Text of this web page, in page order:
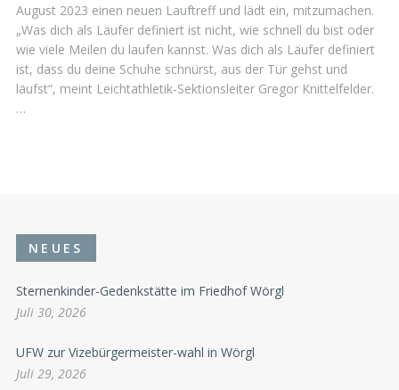
August 2023 einen neuen Lauftreff und lädt ein, mitzumachen.
„Was dich als Läufer definiert ist nicht, wie schnell du bist oder
wie viele Meilen du laufen kannst. Was dich als Läufer definiert
ist, dass du deine Schuhe schnürst, aus der Tür gehst und
läufst“, meint Leichtathletik-Sektionsleiter Gregor Knittelfelder.
…
NEUES
Sternenkinder-Gedenkstätte im Friedhof Wörgl
Juli 30, 2026
UFW zur Vizebürgermeister-wahl in Wörgl
Juli 29, 2026